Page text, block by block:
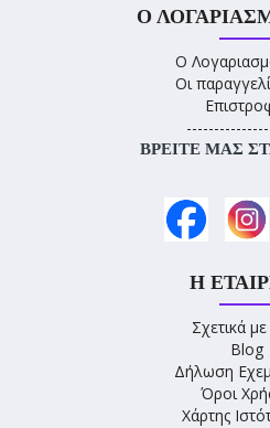
Ο
Ο
Οι
ΒΡΕΊΤΕ ΜΑΣ
Η
Σχετικά
Blog
Δήλωση
Όροι
Χάρτης